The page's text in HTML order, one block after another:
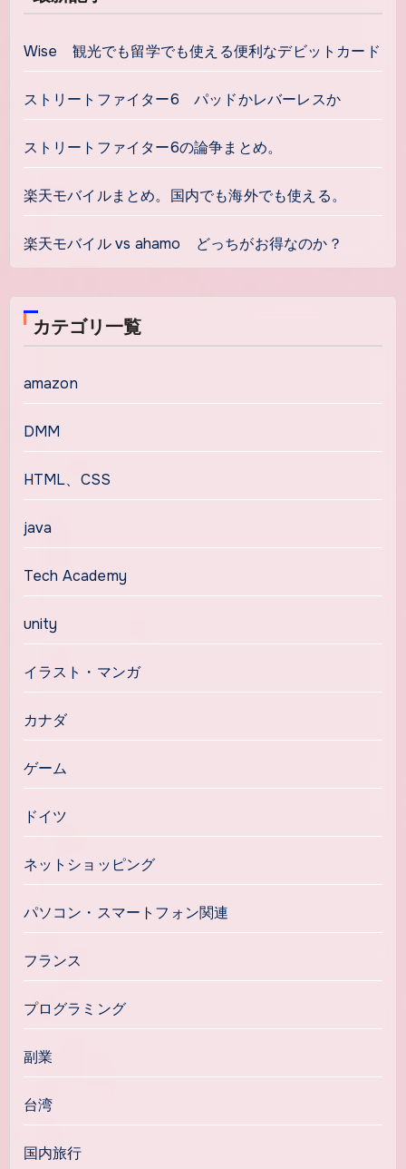
Wise 観光でも留学でも使える便利なデビットカード
ストリートファイター6 パッドかレバーレスか
ストリートファイター6の論争まとめ。
楽天モバイルまとめ。国内でも海外でも使える。
楽天モバイル vs ahamo どっちがお得なのか？
カテゴリ一覧
amazon
DMM
HTML、CSS
java
Tech Academy
unity
イラスト・マンガ
カナダ
ゲーム
ドイツ
ネットショッピング
パソコン・スマートフォン関連
フランス
プログラミング
副業
台湾
国内旅行